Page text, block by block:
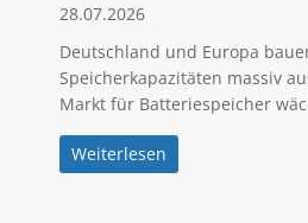
28.07.2026
Deutschland und Europa
Speicherkapazitäten massiv
Markt für Batteriespeicher
Weiterlesen